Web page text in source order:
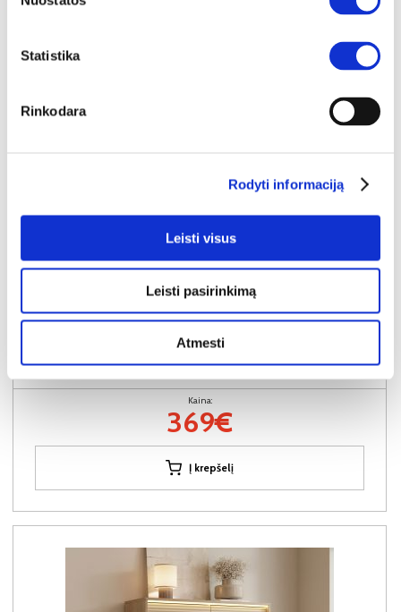
Statistika
Rinkodara
Rodyti informaciją
Leisti visus
Leisti pasirinkimą
Atmesti
YRA SANDĖLYJE
SEMI B komoda-indauja 4D
Kaina:
369€
Į krepšelį